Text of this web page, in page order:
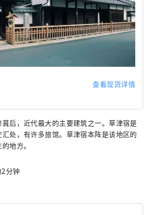
查看现货详情
后，近代最大的主要建筑之一。草津宿是
处，有许多旅馆。草津宿本阵是该地区的
地方。
分钟